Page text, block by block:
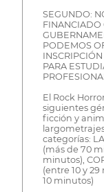
SEGUNDO:
FINANCIADO
PODEMOS
PARA
El Rock
siguientes
ficción y
categorías:
(más de 70
minutos),
(entre 10 y
10 minutos)